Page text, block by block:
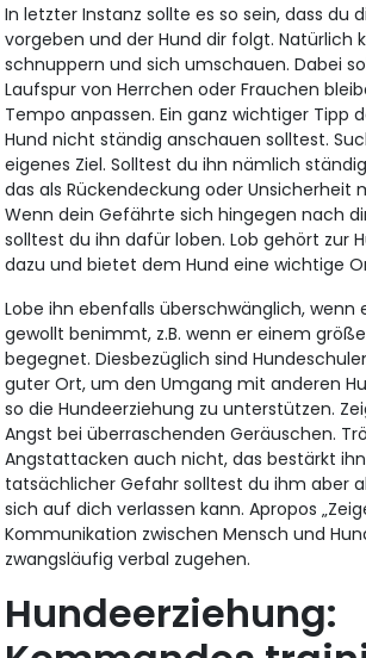
In letzter Instanz sollte es so sein, dass du
vorgeben und der Hund dir folgt. Natürlich
schnuppern und sich umschauen. Dabei
Laufspur von Herrchen oder Frauchen
Tempo anpassen. Ein ganz wichtiger Tipp
Hund nicht ständig anschauen solltest.
eigenes Ziel. Solltest du ihn nämlich
das als Rückendeckung oder Unsicherheit
Wenn dein Gefährte sich hingegen nach
solltest du ihn dafür loben. Lob gehört zur
dazu und bietet dem Hund eine wichtige
Lobe ihn ebenfalls überschwänglich, wenn
gewollt benimmt, z.B. wenn er einem
begegnet. Diesbezüglich sind
guter Ort, um den Umgang mit anderen
so die Hundeerziehung zu unterstützen.
Angst bei überraschenden Geräuschen.
Angstattacken auch nicht, das bestärkt ihn
tatsächlicher Gefahr solltest du ihm aber
sich auf dich verlassen kann. Apropos
Kommunikation zwischen Mensch und
zwangsläufig verbal zugehen.
Hundeerziehung: